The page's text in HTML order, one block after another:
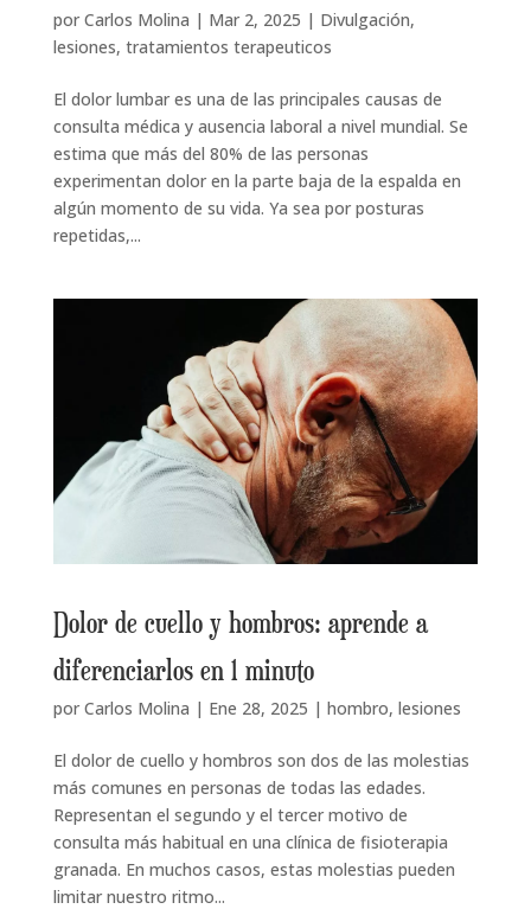
por Carlos Molina | Mar 2, 2025 | Divulgación,
lesiones, tratamientos terapeuticos
El dolor lumbar es una de las principales causas de
consulta médica y ausencia laboral a nivel mundial. Se
estima que más del 80% de las personas
experimentan dolor en la parte baja de la espalda en
algún momento de su vida. Ya sea por posturas
repetidas,...
Dolor de cuello y hombros: aprende a
diferenciarlos en 1 minuto
por Carlos Molina | Ene 28, 2025 | hombro, lesiones
El dolor de cuello y hombros son dos de las molestias
más comunes en personas de todas las edades.
Representan el segundo y el tercer motivo de
consulta más habitual en una clínica de fisioterapia
granada. En muchos casos, estas molestias pueden
limitar nuestro ritmo...